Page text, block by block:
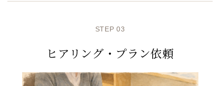
STEP 03
ヒアリング・プラン依頼